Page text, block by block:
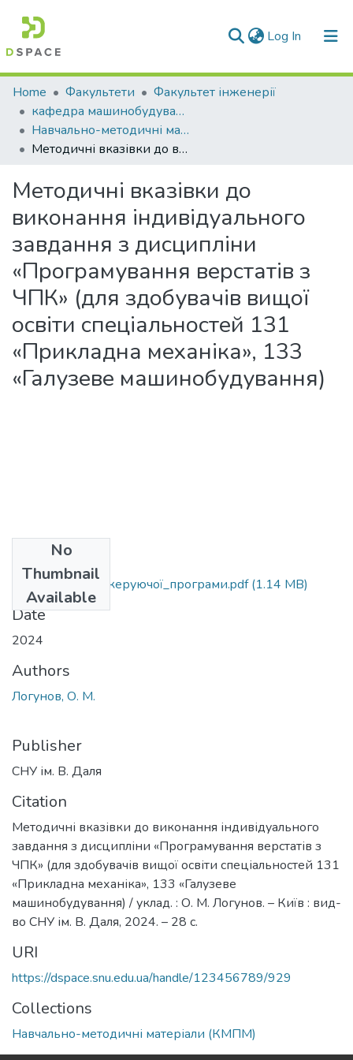
Log In (current)
Communities & Collections
All of DSpace
Statistics
Home Факультети
Факультет інженерії
кафедра машинобудування та прикладної механіки
Навчально-методичні матеріали (КМПМ)
Методичні вказівки до виконання індивідуального завдання з дисципліни «Програмування верстатів з ЧПК» (для здобувачів вищої освіти спеціальностей 131 «Прикладна механіка», 133 «Галузеве машинобудування)
Методичні вказівки до
виконання індивідуального
завдання з дисципліни
«Програмування верстатів з
ЧПК» (для здобувачів вищої
освіти спеціальностей 131
«Прикладна механіка», 133
«Галузеве машинобудування)
No
Thumbnail
Available
МВ_Складання_керуючої_програми.pdf(1.14 MB)
Date
2024
Authors
Логунов, О. М.
Publisher
СНУ ім. В. Даля
Citation
Методичні вказівки до виконання індивідуального
завдання з дисципліни «Програмування верстатів з
ЧПК» (для здобувачів вищої освіти спеціальностей 131
«Прикладна механіка», 133 «Галузеве
машинобудування) / уклад. : О. М. Логунов. – Київ : вид-
во СНУ ім. В. Даля, 2024. – 28 с.
URI
https://dspace.snu.edu.ua/handle/123456789/929
Collections
Навчально-методичні матеріали (КМПМ)